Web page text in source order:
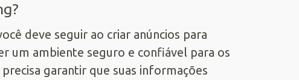
deve seguir ao criar anúncios para
um ambiente seguro e confiável para os
garantir que suas informações